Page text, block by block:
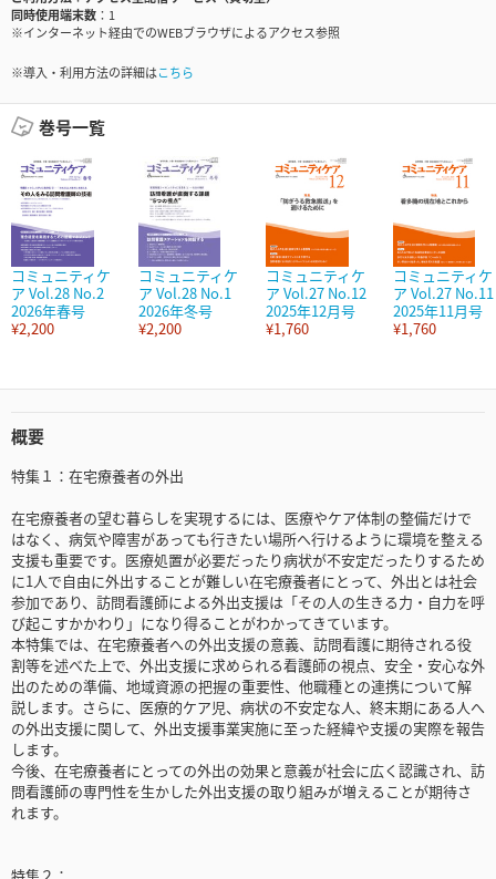
同時使用端末数
1
※インターネット経由でのWEBブラウザによるアクセス参照
※導入・利用方法の詳細はこちら
巻号一覧
コミュニティケ
ア Vol.28 No.2
2026年春号
¥2,200
コミュニティケ
ア Vol.28 No.1
2026年冬号
¥2,200
コミュニティケ
ア Vol.27 No.12
2025年12月号
¥1,760
コミュニティケ
ア Vol.27 No.11
2025年11月号
¥1,760
概要
特集１：在宅療養者の外出
在宅療養者の望む暮らしを実現するには、医療やケア体制の整備だけで
はなく、病気や障害があっても行きたい場所へ行けるように環境を整える
支援も重要です。医療処置が必要だったり病状が不安定だったりするため
に1人で自由に外出することが難しい在宅療養者にとって、外出とは社会
参加であり、訪問看護師による外出支援は「その人の生きる力・自力を呼
び起こすかかわり」になり得ることがわかってきています。
本特集では、在宅療養者への外出支援の意義、訪問看護に期待される役
割等を述べた上で、外出支援に求められる看護師の視点、安全・安心な外
出のための準備、地域資源の把握の重要性、他職種との連携について解
説します。さらに、医療的ケア児、病状の不安定な人、終末期にある人へ
の外出支援に関して、外出支援事業実施に至った経緯や支援の実際を報告
します。
今後、在宅療養者にとっての外出の効果と意義が社会に広く認識され、訪
問看護師の専門性を生かした外出支援の取り組みが増えることが期待さ
れます。